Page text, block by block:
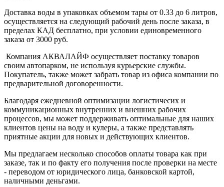
Доставка воды в упаковках объемом тары от 0.33 до 6 литров,
осуществляется на следующий рабочий день после заказа, в
пределах КАД бесплатно, при условии единовременного
заказа от 3000 руб.
Компания АКВАЛАЙФ осуществляет поставку товаров
своим автопарком, не используя курьерские службы.
Покупатель, также может забрать товар из офиса компании по
предварительной договоренности.
Благодаря ежедневной оптимизации логистичесих и
коммуникационных внутренних и внешних рабочих
процессов, мы может поддерживать оптимальные для наших
клиентов цены на воду и кулеры, а также представлять
приятные акции для новых и действующих клиентов.
Мы предлагаем несколько способов оплаты товара как при
заказе, так и по факту его получения после проверки на месте
- переводом от юридического лица, банковской картой,
наличными деньгами.